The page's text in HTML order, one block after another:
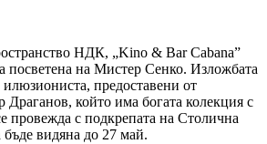
НДК, „Kino & Bar Cabana”
посветена на Мистер Сенко. Изложбата
илюзиониста, предоставени от
който има богата колекция с
провежда с подкрепата на Столична
видяна до 27 май.